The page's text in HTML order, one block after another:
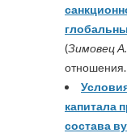
(Зимовец
капитала
состава